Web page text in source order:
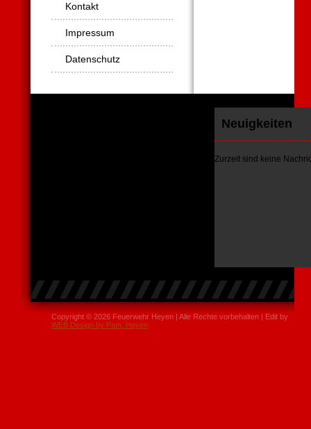
Kontakt
Impressum
Datenschutz
Neuigkeiten
Zurzeit sind keine
Copyright © 2026 Feuerwehr Heyen | Alle Rechte vorbehalten | Edit by
WEB Design by Pam, Heyen